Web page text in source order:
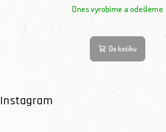
Dnes vyrobíme a odešleme
Do košíku
Instagram